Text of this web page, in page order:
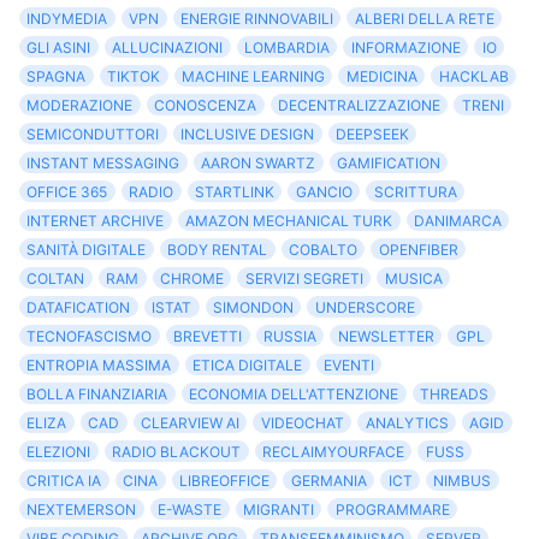
INDYMEDIA
VPN ENERGIE RINNOVABILI
ALBERI DELLA RETE
GLI ASINI
ALLUCINAZIONI LOMBARDIA INFORMAZIONE
IO
SPAGNA
TIKTOK MACHINE LEARNING MEDICINA
HACKLAB
MODERAZIONE
CONOSCENZA DECENTRALIZZAZIONE
TRENI
SEMICONDUTTORI
INCLUSIVE DESIGN
DEEPSEEK
INSTANT MESSAGING
AARON SWARTZ
GAMIFICATION
OFFICE 365
RADIO STARTLINK GANCIO
SCRITTURA
INTERNET ARCHIVE
AMAZON MECHANICAL TURK
DANIMARCA
SANITÀ DIGITALE
BODY RENTAL COBALTO
OPENFIBER
COLTAN
RAM CHROME SERVIZI SEGRETI
MUSICA
DATAFICATION
ISTAT SIMONDON
UNDERSCORE
TECNOFASCISMO
BREVETTI RUSSIA NEWSLETTER
GPL
ENTROPIA MASSIMA
ETICA DIGITALE
EVENTI
BOLLA FINANZIARIA
ECONOMIA DELL'ATTENZIONE
THREADS
ELIZA
CAD CLEARVIEW AI VIDEOCHAT ANALYTICS
AGID
ELEZIONI
RADIO BLACKOUT RECLAIMYOURFACE
FUSS
CRITICA IA
CINA LIBREOFFICE GERMANIA ICT
NIMBUS
NEXTEMERSON
E-WASTE MIGRANTI
PROGRAMMARE